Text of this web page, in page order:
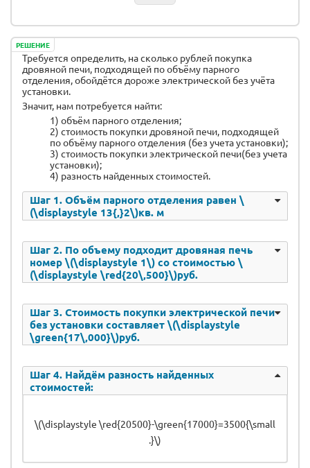
РЕШЕНИЕ
Требуется определить, на сколько рублей покупка
дровяной печи, подходящей по объёму парного
отделения, обойдётся дороже электрической без учёта
установки.
Значит, нам потребуется найти:
1) объём парного отделения;
2) стоимость покупки дровяной печи, подходящей
по объёму парного отделения (без учета установки);
3) стоимость покупки электрической печи(без учета
установки);
4) разность найденных стоимостей.
Шаг 1. Объём парного отделения равен \
(\displaystyle 13{,}2\)кв. м
Шаг 2. По объему подходит дровяная печь
номер \(\displaystyle 1\) со стоимостью \
(\displaystyle \red{20\,500}\)руб.
Шаг 3. Стоимость покупки электрической печи
без установки составляет \(\displaystyle
\green{17\,000}\)руб.
Шаг 4. Найдём разность найденных
стоимостей:
\(\displaystyle \red{20500}-\green{17000}=3500{\small
.}\)